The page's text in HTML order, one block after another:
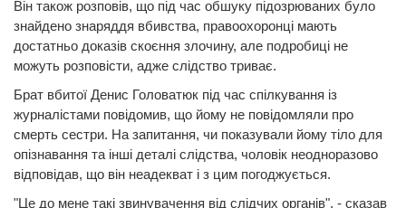
Він також розповів, що під час обшуку підозрюваних було
знайдено знаряддя вбивства, правоохоронці мають
достатньо доказів скоєння злочину, але подробиці не
можуть розповісти, адже слідство триває.
Брат вбитої Денис Головатюк під час спілкування із
журналістами повідомив, що йому не повідомляли про
смерть сестри. На запитання, чи показували йому тіло для
опізнавання та інші деталі слідства, чоловік неодноразово
відповідав, що він неадекват і з цим погоджується.
"Це до мене такі звинувачення від слідчих органів", - сказав